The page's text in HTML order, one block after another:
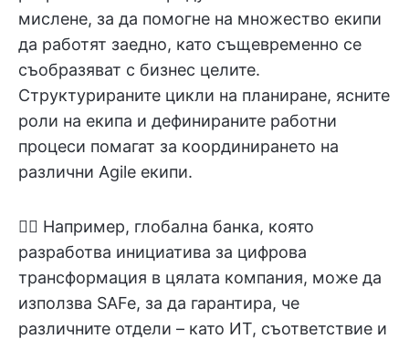
мислене, за да помогне на множество екипи
да работят заедно, като същевременно се
съобразяват с бизнес целите.
Структурираните цикли на планиране, ясните
роли на екипа и дефинираните работни
процеси помагат за координирането на
различни Agile екипи.
👉🏼 Например, глобална банка, която
разработва инициатива за цифрова
трансформация в цялата компания, може да
използва SAFe, за да гарантира, че
различните отдели – като ИТ, съответствие и